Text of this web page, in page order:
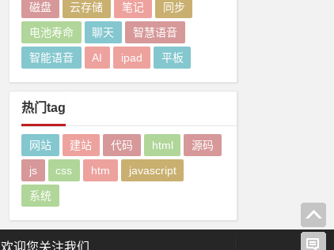
磁盘
云存储 笔记
同步
电池寿命
聊天
智慧语音
智能语音
AI ipad 平板
热门tag
网站 建站 代码 html
源码
js
css htm
javascript
系统